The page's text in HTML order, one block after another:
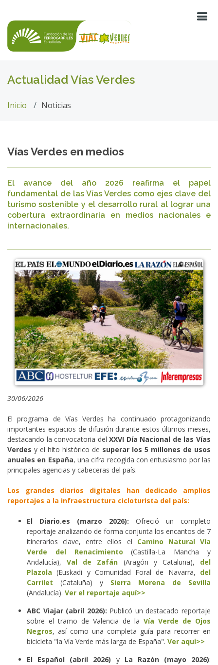
Actualidad Vías Verdes
Inicio Noticias
Vías Verdes en medios
El avance del año 2026 reafirma el papel
fundamental de las Vías Verdes como ejes clave del
turismo sostenible y el desarrollo rural al lograr una
cobertura extraordinaria en medios nacionales e
internacionales.
30/06/2026
El programa de Vías Verdes ha continuado protagonizando
importantes espacios de difusión durante estos últimos meses,
destacando la convocatoria delXXVI Día Nacional de las Vías
Verdes y el hito histórico de superar los 5 millones de usos
anuales en España, una cifra recogida con entusiasmo por las
principales agencias y cabeceras del país.
Los grandes diarios digitales han dedicado amplios
reportajes a la infraestructura cicloturista del país:
El Diario.es (marzo 2026): Ofreció un completo
reportaje analizando de forma conjunta los encantos de 7
itinerarios clave, entre ellos el Camino Natural Vía
Verde del Renacimiento
(Castilla-La Mancha y
Andalucía),Val de Zafán (Aragón y Cataluña), del
Plazola (Euskadi y Comunidad Foral de Navarra, del
Carrilet
(Cataluña) y Sierra Morena de Sevilla
(Andalucía). Ver el reportaje aquí>>
ABC Viajar (abril 2026): Publicó un destacado reportaje
sobre el tramo de Valencia de la Vía Verde de Ojos
Negros, así como una completa guía para recorrer en
bicicleta "la Vía Verde más larga de España". Ver aquí>>
El Español (abril 2026) y La Razón (mayo 2026):